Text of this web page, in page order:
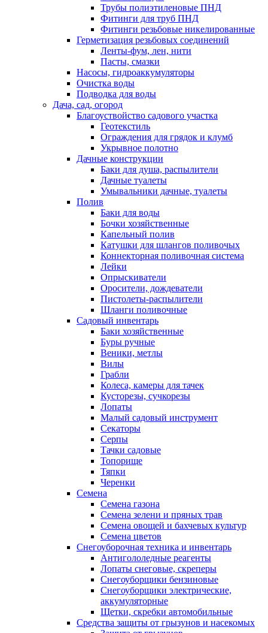
Трубы полиэтиленовые ПНД
Фитинги для труб ПНД
Фитинги резьбовые никелированные
Герметизация резьбовых соединений
Ленты-фум, лен, нити
Пасты, смазки
Насосы, гидроаккумуляторы
Очистка воды
Подводка для воды
Дача, сад, огород
Благоуствойство садового участка
Геотекстиль
Ограждения для грядок и клумб
Укрывное полотно
Дачные конструкции
Баки для душа, распылители
Дачные туалеты
Умывальники дачные, туалеты
Полив
Баки для воды
Бочки хозяйственные
Капельный полив
Катушки для шлангов поливочых
Коннекторная поливочная система
Лейки
Опрыскиватели
Оросители, дождеватели
Пистолеты-распылители
Шланги поливочные
Садовый инвентарь
Баки хозяйственные
Буры ручные
Веники, метлы
Вилы
Грабли
Колеса, камеры для тачек
Кусторезы, сучкорезы
Лопаты
Малый садовый инструмент
Секаторы
Серпы
Тачки садовые
Топорище
Тяпки
Черенки
Семена
Семена газона
Семена зелени и пряных трав
Семена овощей и бахчевых культур
Семена цветов
Снегоуборочная техника и инвентарь
Антигололедные реагенты
Лопаты снеговые, скреперы
Снегоуборщики бензиновые
Снегоуборщики электрические,
аккумуляторные
Щетки, скребки автомобильные
Средства защиты от грызунов и насекомых